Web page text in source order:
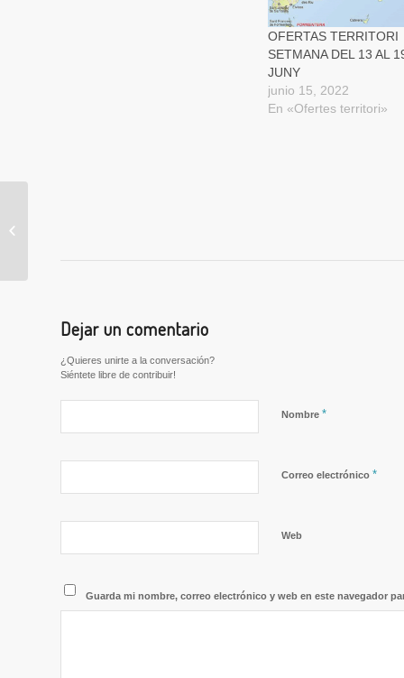
OFERTAS TERRITORI
SETMANA DEL 13 AL
JUNY
junio 15, 2022
En «Ofertes territori»
Dejar un comentario
¿Quieres unirte a la conversación?
Siéntete libre de contribuir!
Nombre *
Correo electrónico *
Web
Guarda mi nombre, correo electrónico y web en este navegador